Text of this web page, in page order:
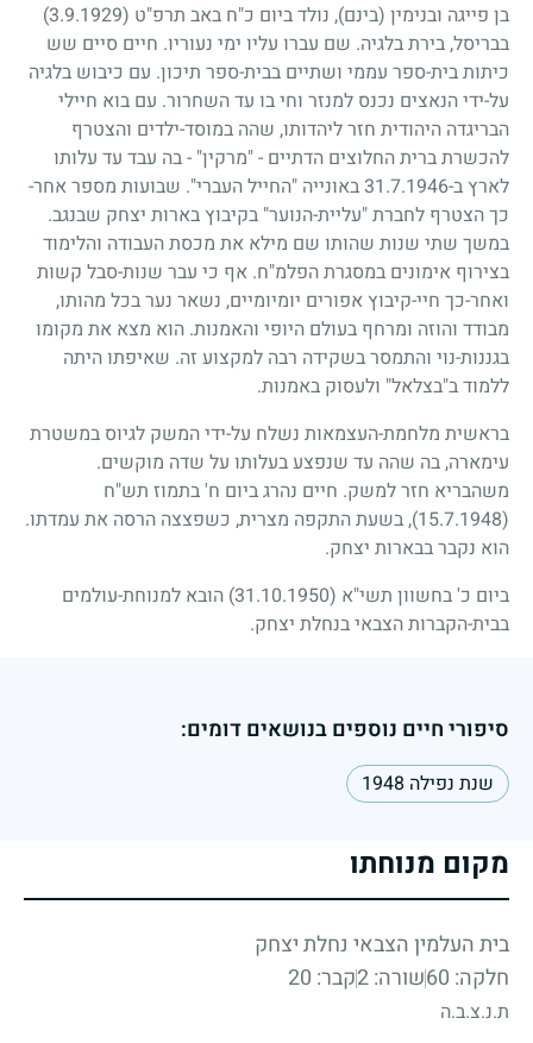
בן פייגה ובנימין (בינם), נולד ביום כ"ח באב תרפ"ט (3.9.1929)
בבריסל, בירת בלגיה. שם עברו עליו ימי נעוריו. חיים סיים שש
כיתות בית-ספר עממי ושתיים בבית-ספר תיכון. עם כיבוש בלגיה
על-ידי הנאצים נכנס למנזר וחי בו עד השחרור. עם בוא חיילי
הבריגדה היהודית חזר ליהדותו, שהה במוסד-ילדים והצטרף
להכשרת ברית החלוצים הדתיים - "מרקין" - בה עבד עד עלותו
לארץ ב-31.7.1946באונייה "החייל העברי". שבועות מספר אחר-
כך הצטרף לחברת "עליית-הנוער" בקיבוץ בארות יצחק שבנגב.
במשך שתי שנות שהותו שם מילא את מכסת העבודה והלימוד
בצירוף אימונים במסגרת הפלמ"ח. אף כי עבר שנות-סבל קשות
ואחר-כך חיי-קיבוץ אפורים יומיומיים, נשאר נער בכל מהותו,
מבודד והוזה ומרחף בעולם היופי והאמנות. הוא מצא את מקומו
בגננות-נוי והתמסר בשקידה רבה למקצוע זה. שאיפתו היתה
ללמוד ב"בצלאל" ולעסוק באמנות.
בראשית מלחמת-העצמאות נשלח על-ידי המשק לגיוס במשטרת
עימארה, בה שהה עד שנפצע בעלותו על שדה מוקשים.
משהבריא חזר למשק. חיים נהרג ביום ח' בתמוז תש"ח
(15.7.1948)
, בשעת התקפה מצרית, כשפצצה הרסה את עמדתו.
הוא נקבר בבארות יצחק.
ביום כ' בחשוון תשי"א (31.10.1950)
הובא למנוחת-עולמים
בבית-הקברות הצבאי בנחלת יצחק.
סיפורי חיים נוספים בנושאים דומים:
שנת נפילה 1948
מקום מנוחתו
בית העלמין הצבאי נחלת יצחק
חלקה: 60
שורה: 2 קבר: 20
ת.נ.צ.ב.ה